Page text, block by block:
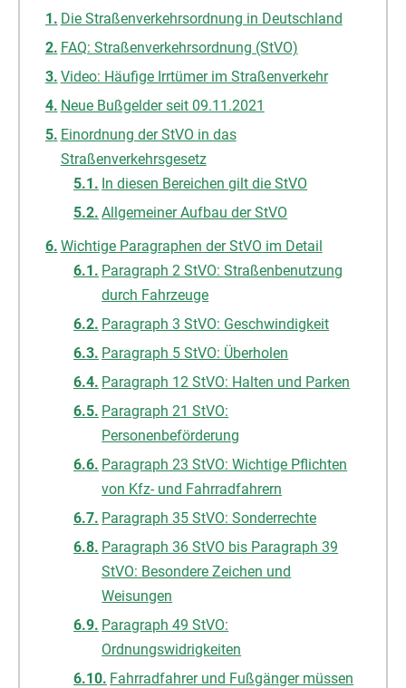
Die Straßenverkehrsordnung in Deutschland
FAQ: Straßenverkehrsordnung (StVO)
Video: Häufige Irrtümer im Straßenverkehr
Neue Bußgelder seit 09.11.2021
Einordnung der StVO in das
Straßenverkehrsgesetz
In diesen Bereichen gilt die StVO
Allgemeiner Aufbau der StVO
Wichtige Paragraphen der StVO im Detail
Paragraph 2 StVO: Straßenbenutzung
durch Fahrzeuge
Paragraph 3 StVO: Geschwindigkeit
Paragraph 5 StVO: Überholen
Paragraph 12 StVO: Halten und Parken
Paragraph 21 StVO:
Personenbeförderung
Paragraph 23 StVO: Wichtige Pflichten
von Kfz- und Fahrradfahrern
Paragraph 35 StVO: Sonderrechte
Paragraph 36 StVO bis Paragraph 39
StVO: Besondere Zeichen und
Weisungen
Paragraph 49 StVO:
Ordnungswidrigkeiten
Fahrradfahrer und Fußgänger müssen